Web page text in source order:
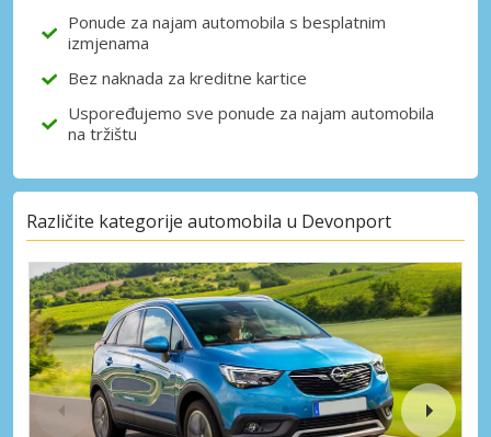
Ponude za najam automobila s besplatnim
izmjenama
Bez naknada za kreditne kartice
Uspoređujemo sve ponude za najam automobila
na tržištu
Različite kategorije automobila u Devonport